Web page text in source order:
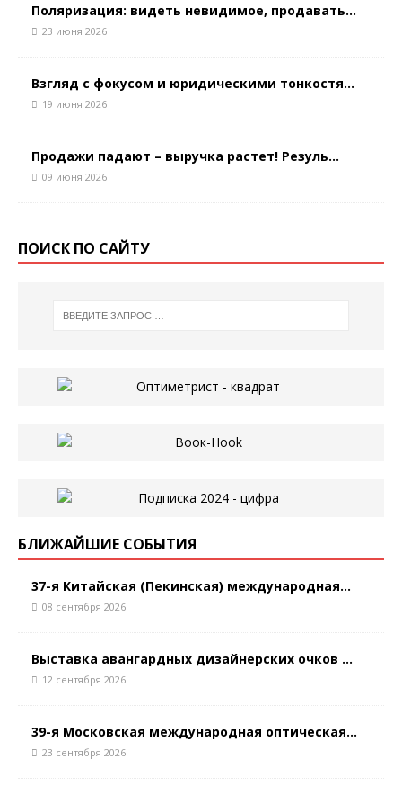
Поляризация: видеть невидимое, продавать...
23 июня 2026
Взгляд с фокусом и юридическими тонкостя...
19 июня 2026
Продажи падают – выручка растет! Резуль...
09 июня 2026
ПОИСК ПО САЙТУ
БЛИЖАЙШИЕ СОБЫТИЯ
37-я Китайская (Пекинская) международная...
08 сентября 2026
Выставка авангардных дизайнерских очков ...
12 сентября 2026
39-я Московская международная оптическая...
23 сентября 2026